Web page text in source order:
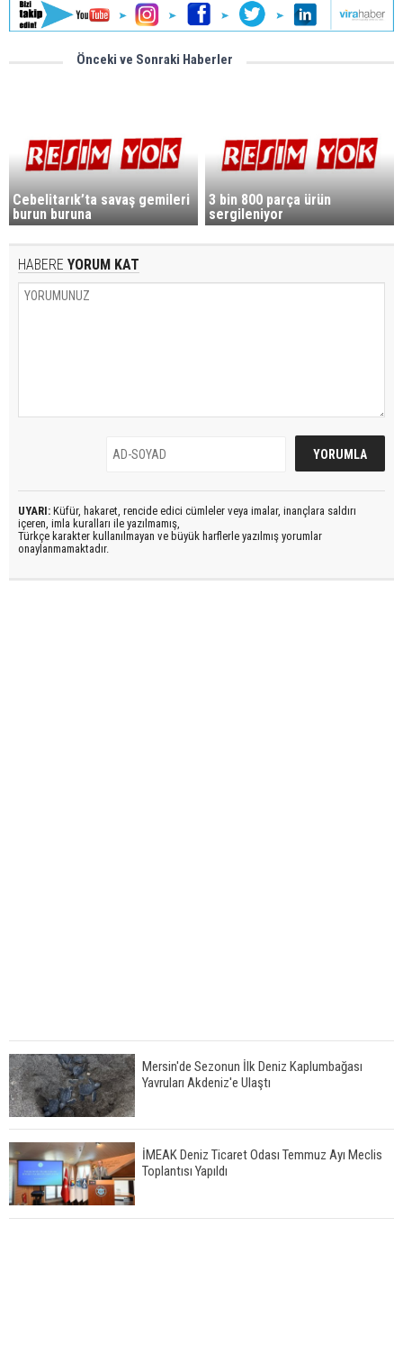
Önceki ve Sonraki Haberler
Cebelitarık’ta savaş gemileri
burun buruna
3 bin 800 parça ürün
sergileniyor
HABERE YORUM KAT
UYARI: Küfür, hakaret, rencide edici cümleler veya imalar, inançlara saldırı
içeren, imla kuralları ile yazılmamış,
Türkçe karakter kullanılmayan ve büyük harflerle yazılmış yorumlar
onaylanmamaktadır.
Mersin'de Sezonun İlk Deniz Kaplumbağası
Yavruları Akdeniz'e Ulaştı
İMEAK Deniz Ticaret Odası Temmuz Ayı Meclis
Toplantısı Yapıldı